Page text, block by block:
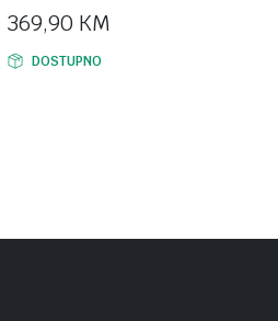
369,90 KM
DOSTUPNO